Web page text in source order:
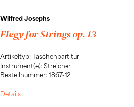
Wilfred Josephs
Elegy for Strings op. 13
Artikeltyp: Taschenpartitur
Instrument(e): Streicher
Bestellnummer: 1867-12
Details